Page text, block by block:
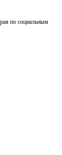
по социальным